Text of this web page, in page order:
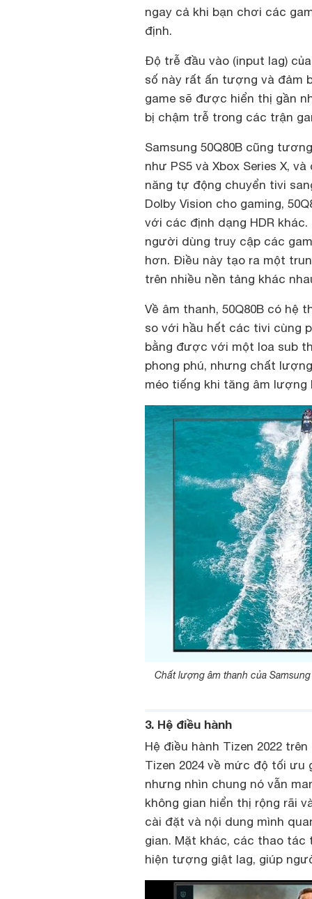
ngay cả khi bạn chơi các
định.
Độ trễ đầu vào (input lag)
số này rất ấn tượng và đảm
game sẽ được hiển thị gần
bị chậm trễ trong các trận
Samsung 50Q80B cũng
như PS5 và Xbox Series X,
năng tự động chuyển tivi
Dolby Vision cho gaming,
với các định dạng HDR
người dùng truy cập các
hơn. Điều này tạo ra một
trên nhiều nền tảng khác
Về âm thanh, 50Q80B có hệ
so với hầu hết các tivi cùng
bằng được với một loa sub
phong phú, nhưng chất
méo tiếng khi tăng âm lượng
Chất lượng âm thanh của
3. Hệ điều hành
Hệ điều hành Tizen 2022
Tizen 2024 về mức độ tối
nhưng nhìn chung nó vẫn
không gian hiển thị rộng rãi
cài đặt và nội dung mình
gian. Mặt khác, các thao
hiện tượng giật lag, giúp